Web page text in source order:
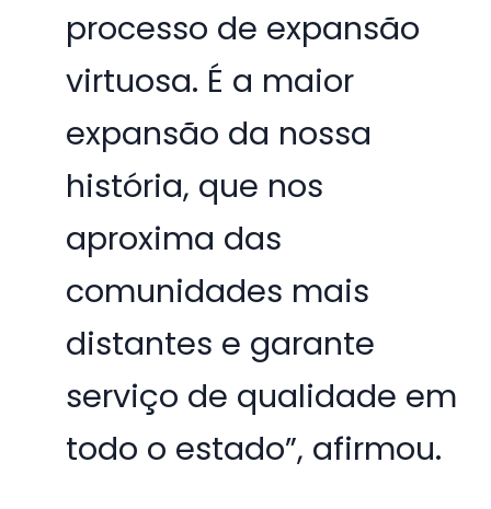
processo de expansão
virtuosa. É a maior
expansão da nossa
história, que nos
aproxima das
comunidades mais
distantes e garante
serviço de qualidade em
todo o estado”, afirmou.